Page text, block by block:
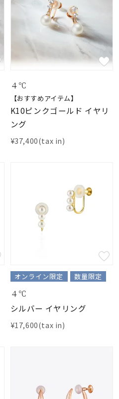
４℃
【おすすめアイテム】
K10ピンクゴールド イヤリ
ング
¥37,400(tax in)
オンライン限定 数量限定
４℃
シルバー イヤリング
¥17,600(tax in)